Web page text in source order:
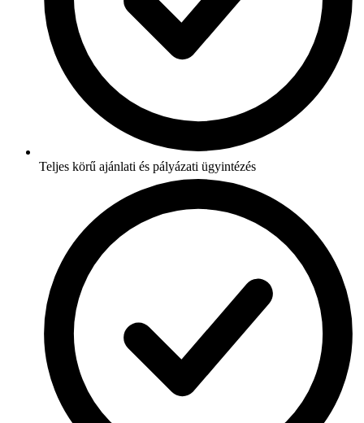
Teljes körű ajánlati és pályázati ügyintézés